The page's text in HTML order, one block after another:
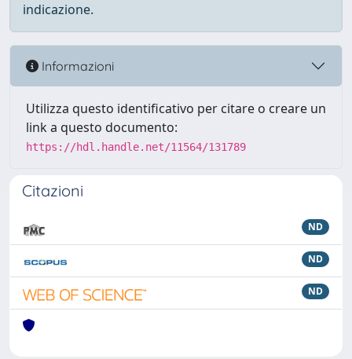
indicazione.
Informazioni
Utilizza questo identificativo per citare o creare un
link a questo documento:
https://hdl.handle.net/11564/131789
Citazioni
ND
ND
ND